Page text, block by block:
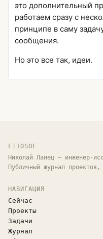
это дополнительный
работаем сразу с
принципе в саму
сообщения.
Но это все так, идеи.
FI1OSOF
Николай Ланец — инженер-
Публичный журнал
НАВИГАЦИЯ
Сейчас
Проекты
Задачи
Журнал